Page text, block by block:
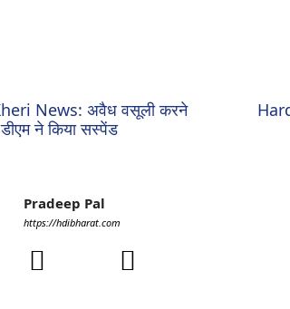
News: अवैध वसूली करने
ने किया सस्पेंड
Pradeep Pal
https://hdibharat.com